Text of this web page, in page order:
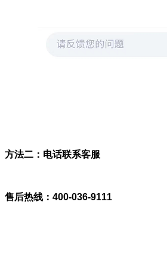
方法二：电话联系客服
售后热线：400-036-9111